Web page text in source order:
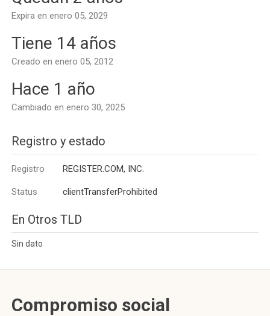
Expira en enero 05, 2029
Tiene 14 años
Creado en enero 05, 2012
Hace 1 año
Cambiado en enero 30, 2025
Registro y estado
Registro REGISTER.COM, INC.
Status clientTransferProhibited
En Otros TLD
Sin dato
Compromiso social